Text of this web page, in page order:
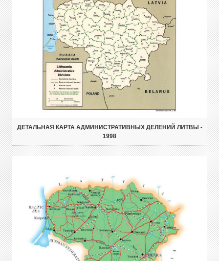
ДЕТАЛЬНАЯ КАРТА АДМИНИСТРАТИВНЫХ ДЕЛЕНИЙ ЛИТВЫ -
1998